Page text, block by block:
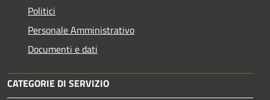
Politici
Personale Amministrativo
Documenti e dati
CATEGORIE DI SERVIZIO